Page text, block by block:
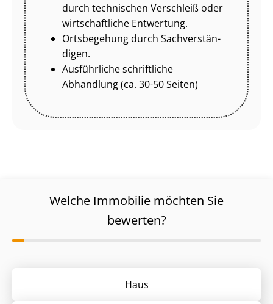
durch technischen Verschleiß oder
wirtschaftliche Entwertung.
Ortsbegehung durch Sach­ver­stän­
di­gen.
Ausführliche schriftliche
Abhandlung (ca. 30-50 Seiten)
Welche Immobilie möchten Sie
bewerten?
Haus